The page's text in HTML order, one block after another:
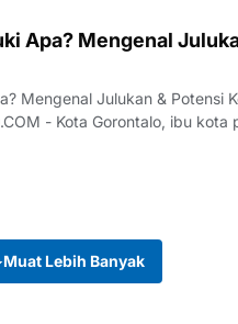
Apa? Mengenal
Mengenal Julukan & Potensi
julukan yang
Muat Lebih Banyak